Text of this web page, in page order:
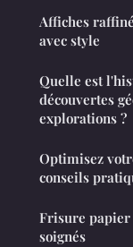
Affiches
avec style
Quelle est
découvertes
explorations ?
Optimisez
conseils
Frisure papier
soignés